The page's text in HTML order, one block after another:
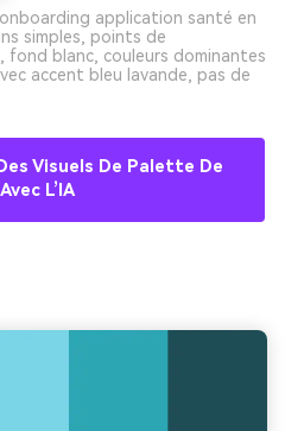
application santé en
simples, points de
blanc, couleurs dominantes
accent bleu lavande, pas de
Visuels De Palette De
L’IA